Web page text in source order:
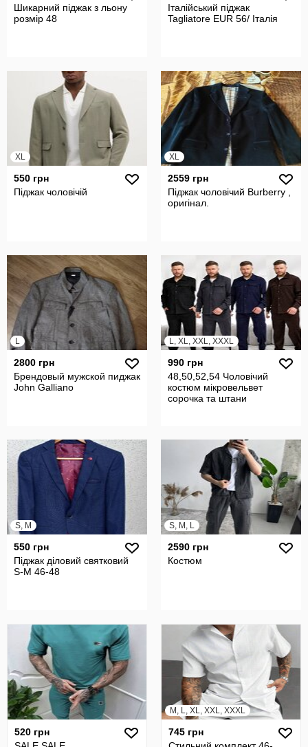
Шикарний піджак з льону
розмір 48
Італійський піджак
Tagliatore EUR 56/ Італія
XL
550 грн
Піджак чоловічій
XL
2559 грн
Піджак чоловічий Burberry ,
оригінал.
L
2800 грн
Брендовый мужской пиджак
John Galliano
L, XL, XXL, XXXL
990 грн
48,50,52,54 Чоловічий
костюм мікровельвет
сорочка та штани
S, M
550 грн
Піджак діловий святковий
S-M 46-48
S, M, L
2590 грн
Костюм
520 грн
M, L, XL, XXL, XXXL
745 грн